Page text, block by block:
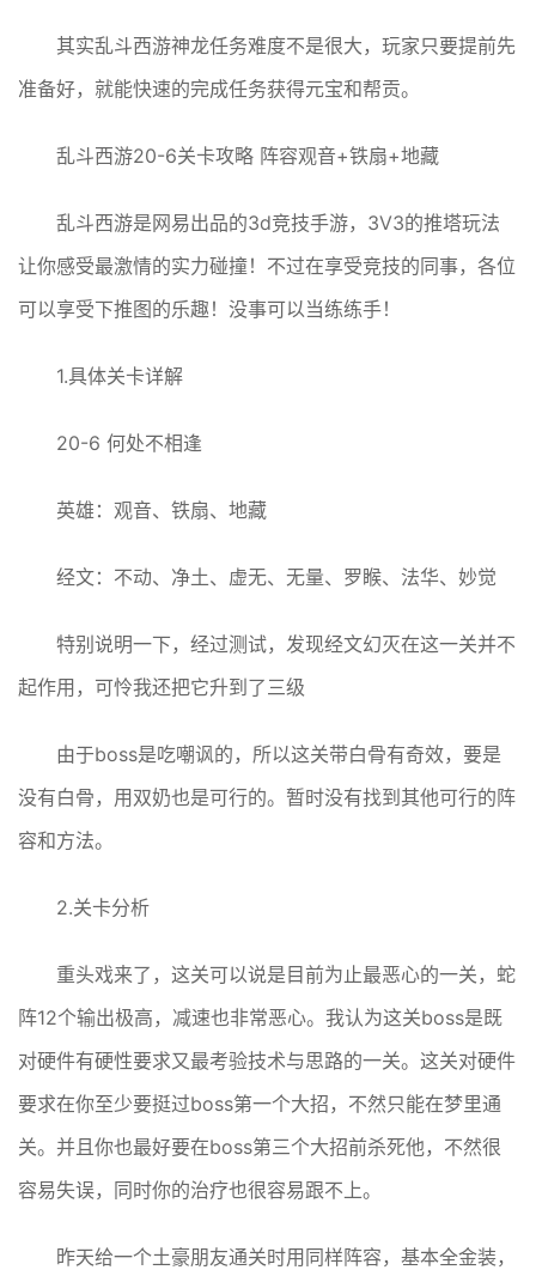
其实乱斗西游神龙任务难度不是很大，玩家只要提前先
准备好，就能快速的完成任务获得元宝和帮贡。
乱斗西游20-6关卡攻略 阵容观音+铁扇+地藏
乱斗西游是网易出品的3d竞技手游，3V3的推塔玩法
让你感受最激情的实力碰撞！不过在享受竞技的同事，各位
可以享受下推图的乐趣！没事可以当练练手！
1.具体关卡详解
20-6 何处不相逢
英雄：观音、铁扇、地藏
经文：不动、净土、虚无、无量、罗睺、法华、妙觉
特别说明一下，经过测试，发现经文幻灭在这一关并不
起作用，可怜我还把它升到了三级
由于boss是吃嘲讽的，所以这关带白骨有奇效，要是
没有白骨，用双奶也是可行的。暂时没有找到其他可行的阵
容和方法。
2.关卡分析
重头戏来了，这关可以说是目前为止最恶心的一关，蛇
阵12个输出极高，减速也非常恶心。我认为这关boss是既
对硬件有硬性要求又最考验技术与思路的一关。这关对硬件
要求在你至少要挺过boss第一个大招，不然只能在梦里通
关。并且你也最好要在boss第三个大招前杀死他，不然很
容易失误，同时你的治疗也很容易跟不上。
昨天给一个土豪朋友通关时用同样阵容，基本全金装，